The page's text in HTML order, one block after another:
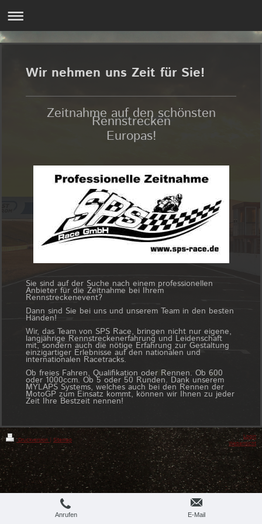
Wir nehmen uns Zeit für Sie!
Zeitnahme auf den schönsten
Rennstrecken
Europas!
Sie sind auf der Suche nach einem professionellen
Anbieter für die Zeitnahme bei Ihrem
Rennstreckenevent?
Dann sind Sie bei uns und unserem Team in den besten
Händen!
Wir, das Team von SPS Race, bringen nicht nur eigene,
langjährige Rennstreckenerfahrung und Leidenschaft
mit, sondern auch die nötige Erfahrung zur Gestaltung
einzigartiger Erlebnisse auf den nationalen und
internationalen Racetracks.
Ob freies Fahren, Qualifikation oder Rennen. Ob 600
oder 1000ccm. Ob 5 oder 50 Runden. Dank unserem
MYLAPS Systems, welches auch bei den Rennen der
MotoGP zum Einsatz kommt, können wir Ihnen zu jeder
Zeit Ihre Bestzeit nennen!
Druckversion | Sitemap
Login
Webansicht
Anrufen E-Mail